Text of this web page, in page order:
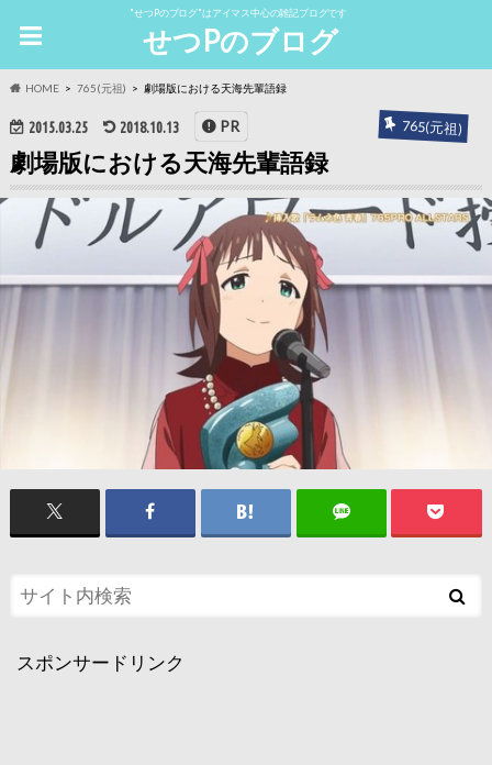
"せつPのブログ"はアイマス中心の雑記ブログです
せつPのブログ
HOME 765(元祖) 劇場版における天海先輩語録
2015.03.25 2018.10.13 765(元祖)
PR
劇場版における天海先輩語録
スポンサードリンク